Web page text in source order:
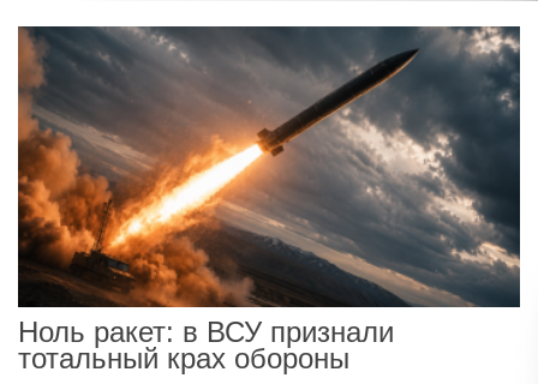
Ноль ракет: в ВСУ признали
тотальный крах обороны